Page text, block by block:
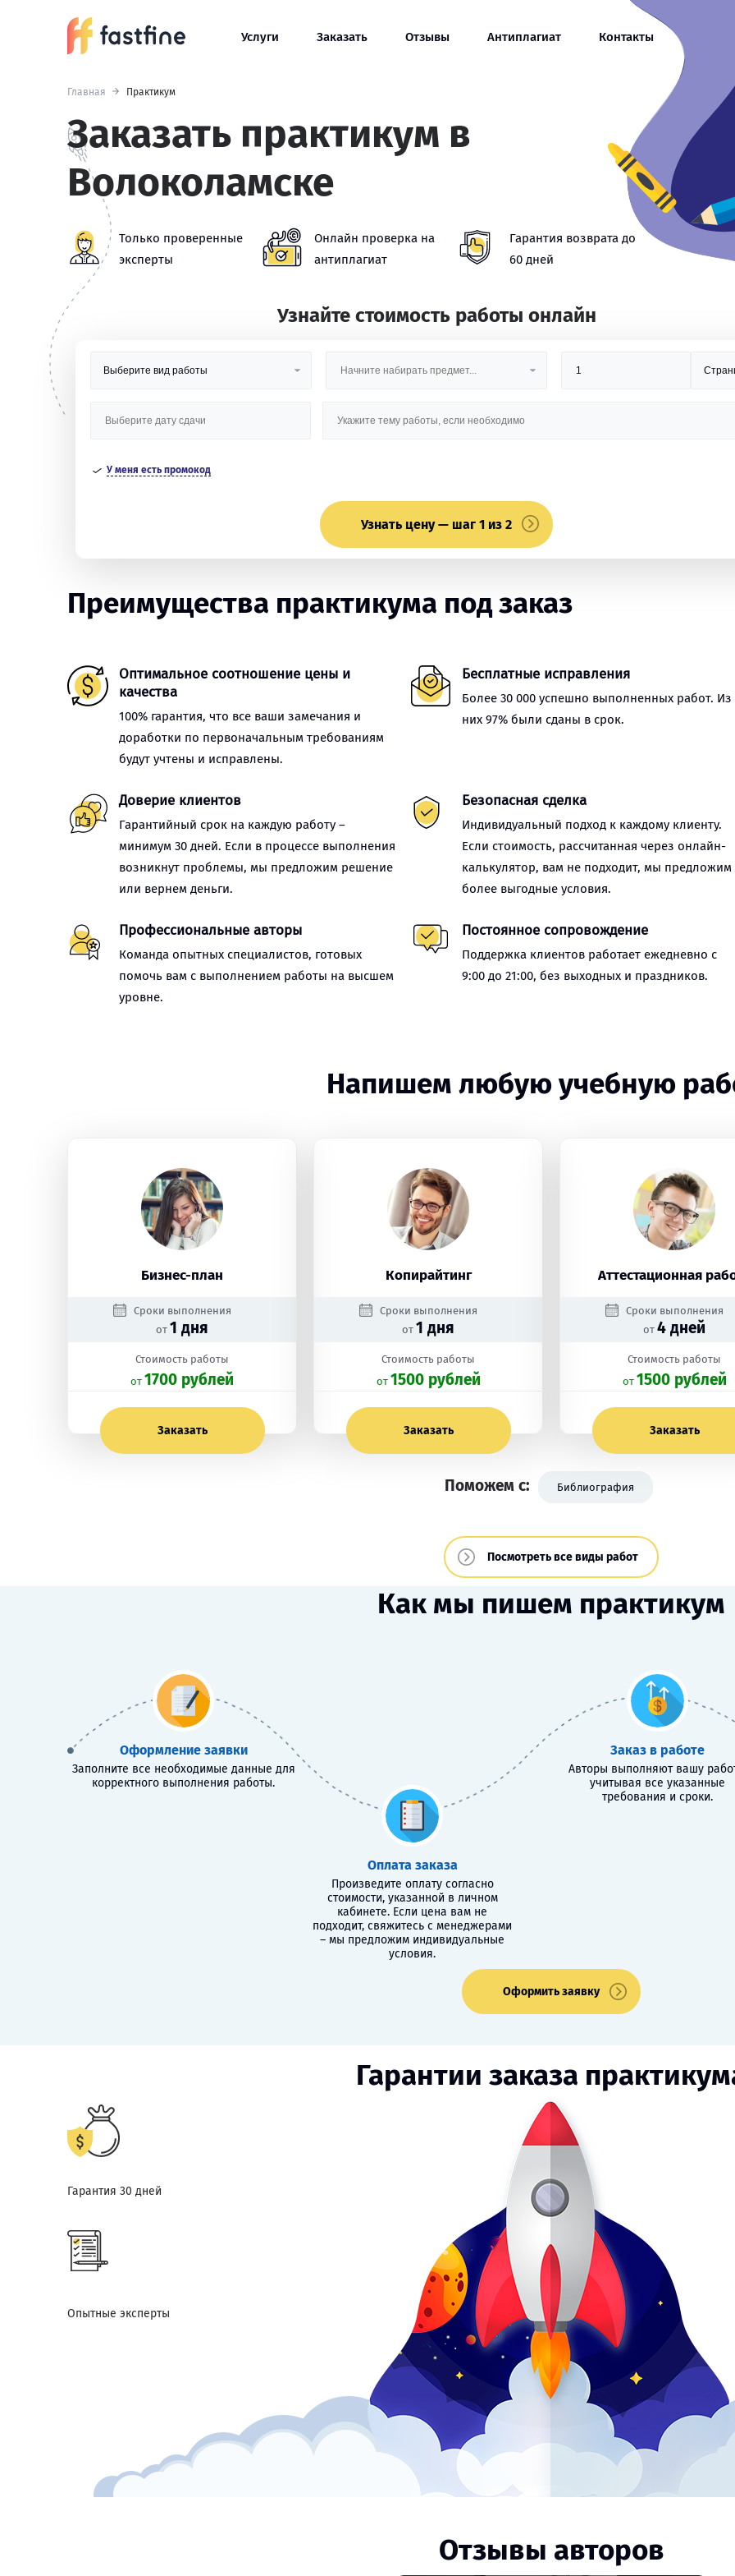
Услуги Заказать Отзывы Антиплагиат Контакты
Главная Практикум
Заказать практикум в
Волоколамске
Только проверенные
эксперты
Онлайн проверка на
антиплагиат
Гарантия возврата до
60 дней
Узнайте стоимость работы онлайн
У меня есть промокод
Узнать цену — шаг 1 из 2
Преимущества практикума под заказ
Оптимальное соотношение цены и
качества
100% гарантия, что все ваши замечания и
доработки по первоначальным требованиям
будут учтены и исправлены.
Бесплатные исправления
Более 30 000 успешно выполненных работ. Из
них 97% были сданы в срок.
Доверие клиентов
Гарантийный срок на каждую работу –
минимум 30 дней. Если в процессе выполнения
возникнут проблемы, мы предложим решение
или вернем деньги.
Безопасная сделка
Индивидуальный подход к каждому клиенту.
Если стоимость, рассчитанная через онлайн-
калькулятор, вам не подходит, мы предложим
более выгодные условия.
Профессиональные авторы
Команда опытных специалистов, готовых
помочь вам с выполнением работы на высшем
уровне.
Постоянное сопровождение
Поддержка клиентов работает ежедневно с
9:00 до 21:00, без выходных и праздников.
Напишем любую учебную
Бизнес-план
Сроки выполнения
от 1 дня
Стоимость работы
oт 1700 рублей
Заказать
Копирайтинг
Сроки выполнения
от 1 дня
Стоимость работы
oт 1500 рублей
Заказать
Аттестационная
Сроки выполнения
от 4 дней
Стоимость работы
oт 1500 рублей
Заказать
Поможем с: Библиография
Посмотреть все виды работ
Как мы пишем практикум
Оформление заявки
Заполните все необходимые данные для
корректного выполнения работы.
Оплата заказа
Произведите оплату согласно
стоимости, указанной в личном
кабинете. Если цена вам не
подходит, свяжитесь с менеджерами
– мы предложим индивидуальные
условия.
Заказ в работе
Авторы выполняют вашу
учитывая все указанные
требования и сроки.
Оформить заявку
Гарантии заказа
Гарантия 30 дней
Опытные эксперты
Отзывы авторов